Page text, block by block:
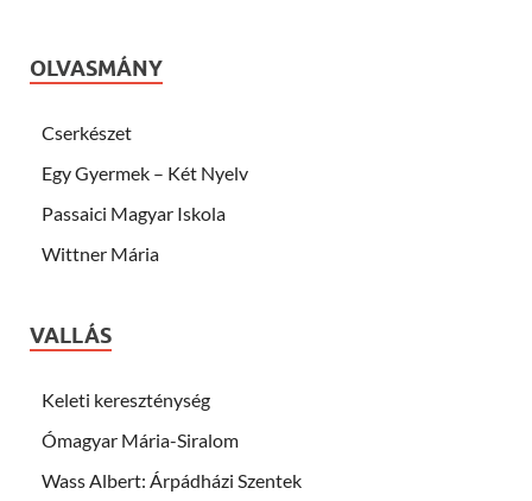
OLVASMÁNY
Cserkészet
Egy Gyermek – Két Nyelv
Passaici Magyar Iskola
Wittner Mária
VALLÁS
Keleti kereszténység
Ómagyar Mária-Siralom
Wass Albert: Árpádházi Szentek